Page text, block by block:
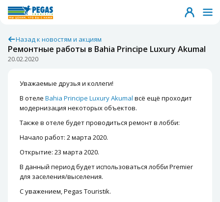
Назад к новостям и акциям
Ремонтные работы в Bahia Principe Luxury Akumal
20.02.2020
Уважаемые друзья и коллеги!
В отеле Bahia Principe Luxury Akumal всё ещё проходит
модернизация некоторых объектов.
Также в отеле будет проводиться ремонт в лобби:
Начало работ: 2 марта 2020.
Открытие: 23 марта 2020.
В данный период будет использоваться лобби Premier
для заселения/выселения.
С уважением, Pegas Touristik.